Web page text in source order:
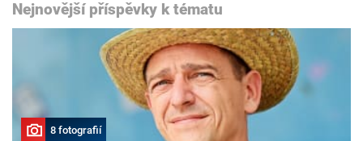
Nejnovější příspěvky k tématu
8 fotografií